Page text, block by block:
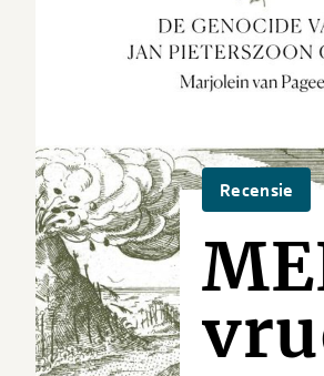
Recensie